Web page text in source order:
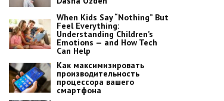
When Kids Say “Nothing” But
Feel Everything:
Understanding Children’s
Emotions — and How Tech
Can Help
Как максимизировать
производительность
процессора вашего
смартфона